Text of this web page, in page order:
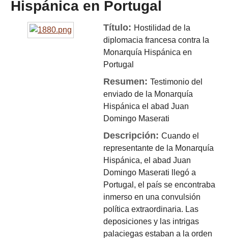
Hispánica en Portugal
Título: Hostilidad de la
diplomacia francesa contra la
Monarquía Hispánica en
Portugal
Resumen:Testimonio del
enviado de la Monarquía
Hispánica el abad Juan
Domingo Maserati
Descripción:Cuando el
representante de la Monarquía
Hispánica, el abad Juan
Domingo Maserati llegó a
Portugal, el país se encontraba
inmerso en una convulsión
política extraordinaria. Las
deposiciones y las intrigas
palaciegas estaban a la orden